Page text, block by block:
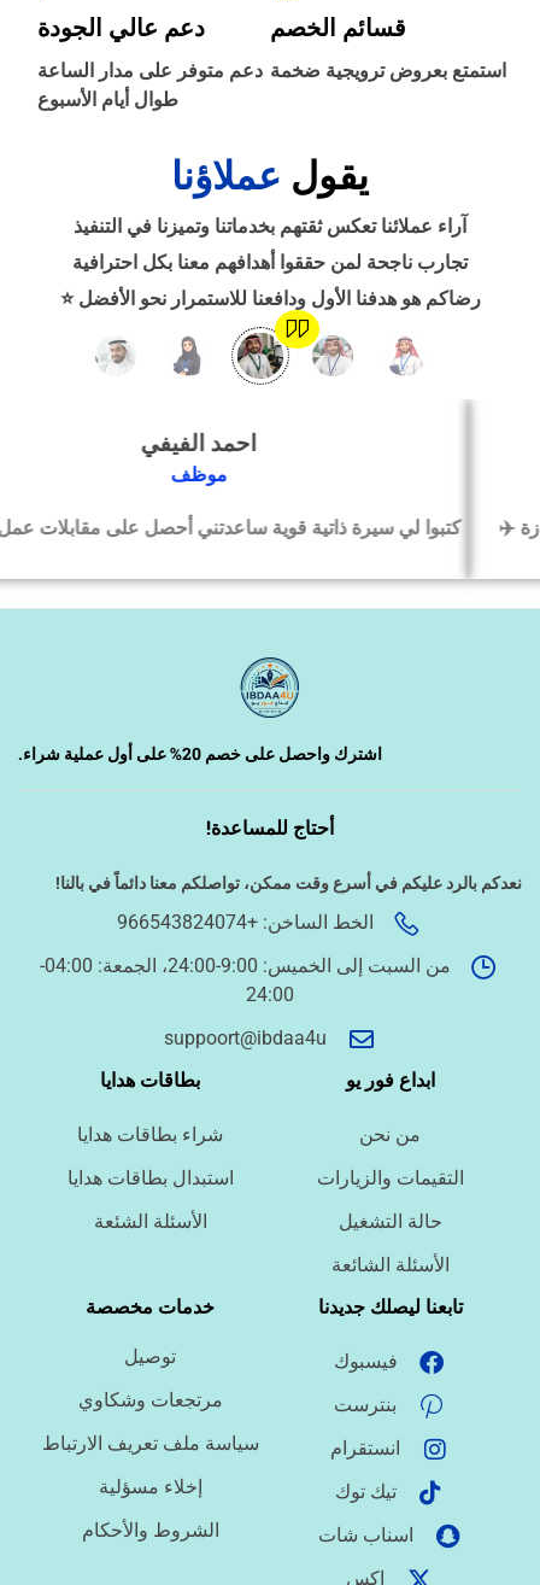
قسائم الخصم
استمتع بعروض ترويجية ضخمة
دعم عالي الجودة
دعم متوفر على مدار الساعة
طوال أيام الأسبوع
يقول عملاؤنا
آراء عملائنا تعكس ثقتهم بخدماتنا وتميزنا في التنفيذ
تجارب ناجحة لمن حققوا أهدافهم معنا بكل احترافية
رضاكم هو هدفنا الأول ودافعنا للاستمرار نحو الأفضل ⭐
احمد الفيفي
كتبوا لي سيرة ذاتية قوية ساعدتني أحصل على مقابلات عمل بسرعة
اشترك واحصل على خصم 20% على أول عملية شراء.
أحتاج للمساعدة!
نعدكم بالرد عليكم في أسرع وقت ممكن، تواصلكم معنا دائماً في بالنا!
الخط الساخن: +966543824074
من السبت إلى الخميس: 9:00-24:00، الجمعة: 04:00-
24:00
suppoort@ibdaa4u
ابداع فور يو
من نحن
التقيمات والزيارات
حالة التشغيل
الأسئلة الشائعة
بطاقات هدايا
شراء بطاقات هدايا
استبدال بطاقات هدايا
الأسئلة الشئعة
تابعنا ليصلك جديدنا
فيسبوك
بنترست
انستقرام
تيك توك
اسناب شات
اكس
خدمات مخصصة
توصيل
مرتجعات وشكاوي
سياسة ملف تعريف الارتباط
إخلاء مسؤلية
الشروط والأحكام
حجز طيران ‹
الوظائف ‹
تصميم موقع/متجر/تطبيق
‹
دراسة الجدوى وخطط المشاريع
الخدمات الإلكترونية الحكومية
ما نوع الملف؟
ما درجة الاستعجال؟
هل تحتاج تنسيقًا أو توثيق مراجع؟